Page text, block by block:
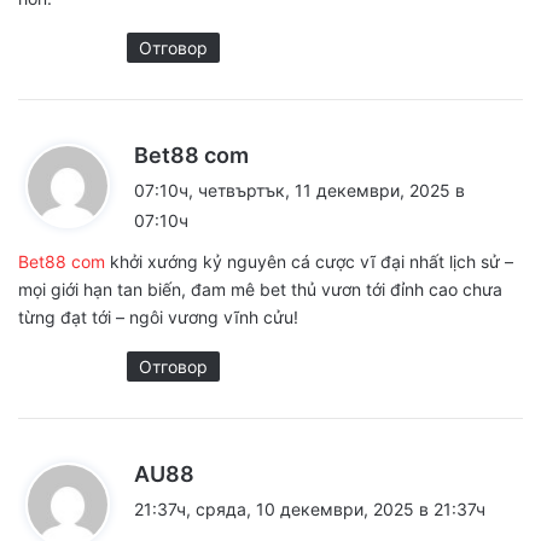
Отговор
Bet88 com
:
07:10ч, четвъртък, 11 декември, 2025 в
07:10ч
Bet88 com khởi xướng kỷ nguyên cá cược vĩ đại nhất lịch sử –
mọi giới hạn tan biến, đam mê bet thủ vươn tới đỉnh cao chưa
từng đạt tới – ngôi vương vĩnh cửu!
Отговор
AU88
21:37ч, сряда, 10 декември, 2025 в 21:37ч